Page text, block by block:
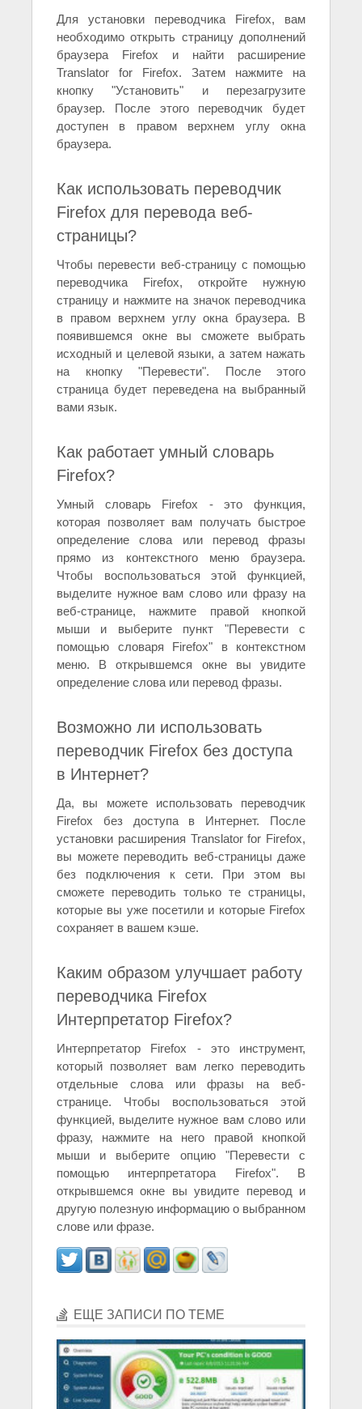
Для установки переводчика Firefox, вам
необходимо открыть страницу дополнений
браузера Firefox и найти расширение
Translator for Firefox. Затем нажмите на
кнопку "Установить" и перезагрузите
браузер. После этого переводчик будет
доступен в правом верхнем углу окна
браузера.
Как использовать переводчик
Firefox для перевода веб-
страницы?
Чтобы перевести веб-страницу с помощью
переводчика Firefox, откройте нужную
страницу и нажмите на значок переводчика
в правом верхнем углу окна браузера. В
появившемся окне вы сможете выбрать
исходный и целевой языки, а затем нажать
на кнопку "Перевести". После этого
страница будет переведена на выбранный
вами язык.
Как работает умный словарь
Firefox?
Умный словарь Firefox - это функция,
которая позволяет вам получать быстрое
определение слова или перевод фразы
прямо из контекстного меню браузера.
Чтобы воспользоваться этой функцией,
выделите нужное вам слово или фразу на
веб-странице, нажмите правой кнопкой
мыши и выберите пункт "Перевести с
помощью словаря Firefox" в контекстном
меню. В открывшемся окне вы увидите
определение слова или перевод фразы.
Возможно ли использовать
переводчик Firefox без доступа
в Интернет?
Да, вы можете использовать переводчик
Firefox без доступа в Интернет. После
установки расширения Translator for Firefox,
вы можете переводить веб-страницы даже
без подключения к сети. При этом вы
сможете переводить только те страницы,
которые вы уже посетили и которые Firefox
сохраняет в вашем кэше.
Каким образом улучшает работу
переводчика Firefox
Интерпретатор Firefox?
Интерпретатор Firefox - это инструмент,
который позволяет вам легко переводить
отдельные слова или фразы на веб-
странице. Чтобы воспользоваться этой
функцией, выделите нужное вам слово или
фразу, нажмите на него правой кнопкой
мыши и выберите опцию "Перевести с
помощью интерпретатора Firefox". В
открывшемся окне вы увидите перевод и
другую полезную информацию о выбранном
слове или фразе.
ЕЩЕ ЗАПИСИ ПО ТЕМЕ